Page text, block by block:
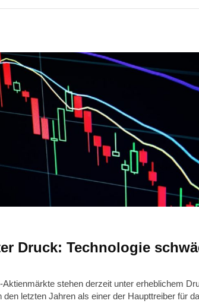
Druck: Technologie
stehen derzeit unter erheblichem
den letzten Jahren als einer der Haupttreiber für